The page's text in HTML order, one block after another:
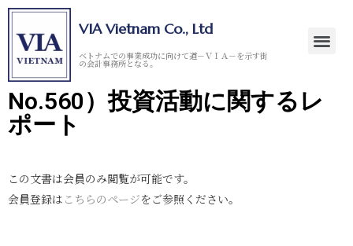
VIA Vietnam Co., Ltd
ベトナムでの事業成功に向けて道－ＶＩＡ－を示す街
の会計事務所となる。
No.560）投資活動に関するレ
ポート
この文書は会員のみ閲覧が可能です。
会員登録は こちらのページをご参照ください。